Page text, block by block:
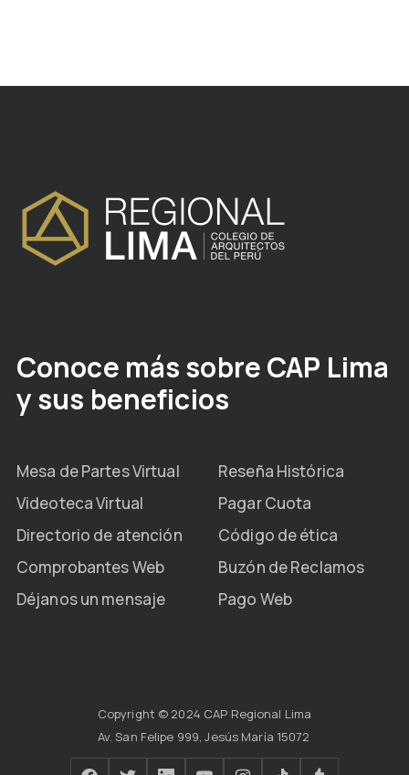
Conoce más sobre CAP Lima
y sus beneficios
Mesa de Partes Virtual
Reseña Histórica
Videoteca Virtual
Pagar Cuota
Directorio de atención
Código de ética
Comprobantes Web
Buzón de Reclamos
Déjanos un mensaje
Pago Web
Copyright © 2024 CAP Regional Lima
Av. San Felipe 999, Jesús María 15072